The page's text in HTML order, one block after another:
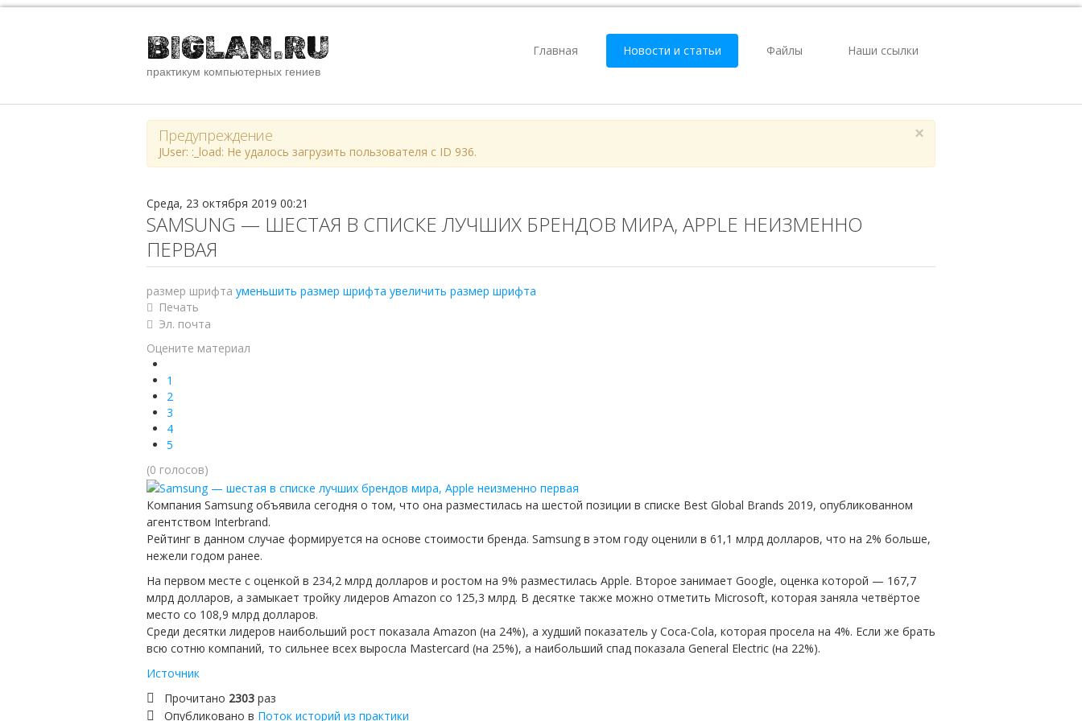
BIGLAN.RU
практикум компьютерных гениев
Главная Новости и статьи Файлы Наши ссылки
×
Предупреждение
JUser: :_load: Не удалось загрузить пользователя с ID 936.
Среда, 23 октября 2019 00:21
SAMSUNG — ШЕСТАЯ В СПИСКЕ ЛУЧШИХ БРЕНДОВ МИРА, APPLE НЕИЗМЕННО
ПЕРВАЯ
размер шрифта уменьшить размер шрифта увеличить размер шрифта
Печать
Эл. почта
Оцените материал
1
2
3
4
5
(0 голосов)
Компания Samsung объявила сегодня о том, что она разместилась на шестой позиции в списке Best Global Brands 2019, опубликованном
агентством Interbrand.
Рейтинг в данном случае формируется на основе стоимости бренда. Samsung в этом году оценили в 61,1 млрд долларов, что на 2% больше,
нежели годом ранее.
На первом месте с оценкой в 234,2 млрд долларов и ростом на 9% разместилась Apple. Второе занимает Google, оценка которой — 167,7
млрд долларов, а замыкает тройку лидеров Amazon со 125,3 млрд. В десятке также можно отметить Microsoft, которая заняла четвёртое
место со 108,9 млрд долларов.
Среди десятки лидеров наибольший рост показала Amazon (на 24%), а худший показатель у Coca-Cola, которая просела на 4%. Если же брать
всю сотню компаний, то сильнее всех выросла Mastercard (на 25%), а наибольший спад показала General Electric (на 22%).
Источник
Прочитано 2303 раз
Опубликовано в Поток историй из практики